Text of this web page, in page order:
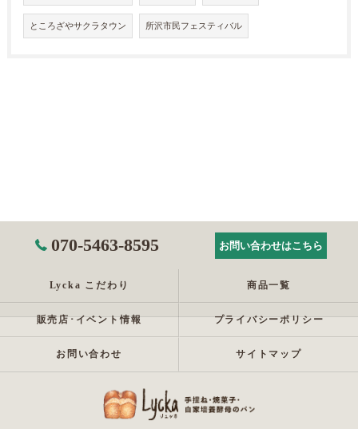
ところざやサクラタウン 所沢市民フェスティバル
070-5463-8595 お問い合わせはこちら
Lycka こだわり 商品一覧
販売店･イベント情報 プライバシーポリシー
お問い合わせ サイトマップ